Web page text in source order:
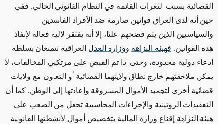
القضائية بسبب الثغرات القائمة في النظام القانوني الحالي. ففي
حين أنه لدى العراق قوانين صارمة ضد الأفراد الفاسدين
والسياسيين الذين يتم فضحهم علنًا، إلا أنه يفتقر لآلية فعالة لإنفاذ
هذه القوانين. فهيئة النزاهة ووزارة العدل العراقية تتمتعان بسلطة
ادعاء دولية محدودة، وحتى إذا تم القبض على مرتكبي المخالفات، لا
يمكن ملاحقتهم خارج نطاق ولايتهما القضائية أو التعاون مع ولايات
قضائية أخرى لتجميد الأموال المسروقة وإعادتها إلى الوطن. كما أن
التعقيدات الروتينية والإجراءات المحاسبية تجعل من الصعب على
هيئة النزاهة إقناع وزارة المالية بتخصيص أموال لأنشطتها القانونية